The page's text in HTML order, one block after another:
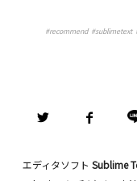
#recommend#sublimetext
エディタソフト Sublime